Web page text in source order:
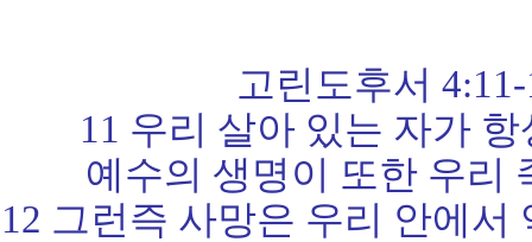
고린도후서
11 우리 살아 있는 자가
예수의 생명이 또한 우리
12 그런즉 사망은 우리 안에